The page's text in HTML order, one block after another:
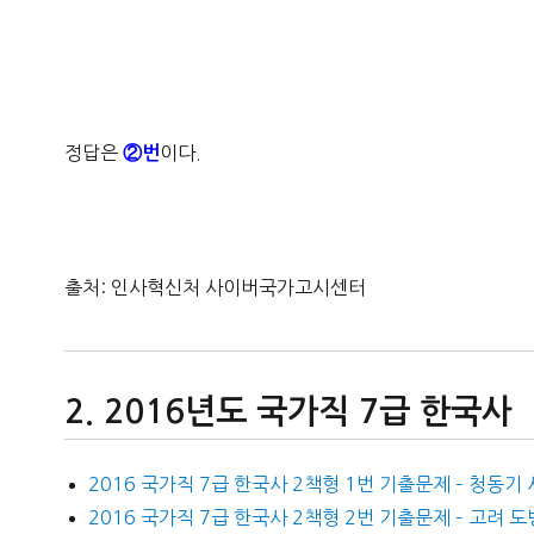
정답은 ②번 이다.
출처: 인사혁신처 사이버국가고시센터
2016년도 국가직 7급 한국사
2016 국가직 7급 한국사 2책형 1번 기출문제 – 청동기
2016 국가직 7급 한국사 2책형 2번 기출문제 – 고려 도